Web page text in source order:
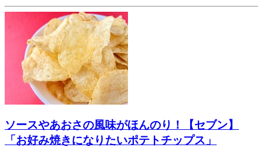
ソースやあおさの風味がほんのり！【セブン】
「お好み焼きになりたいポテトチップス」